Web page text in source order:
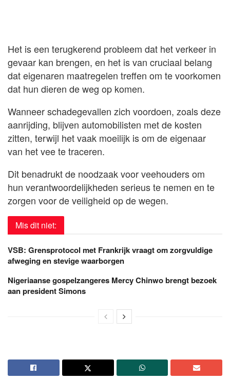
Het is een terugkerend probleem dat het verkeer in
gevaar kan brengen, en het is van cruciaal belang
dat eigenaren maatregelen treffen om te voorkomen
dat hun dieren de weg op komen.
Wanneer schadegevallen zich voordoen, zoals deze
aanrijding, blijven automobilisten met de kosten
zitten, terwijl het vaak moeilijk is om de eigenaar
van het vee te traceren.
Dit benadrukt de noodzaak voor veehouders om
hun verantwoordelijkheden serieus te nemen en te
zorgen voor de veiligheid op de wegen.
Mis dit niet:
VSB: Grensprotocol met Frankrijk vraagt om zorgvuldige
afweging en stevige waarborgen
Nigeriaanse gospelzangeres Mercy Chinwo brengt bezoek
aan president Simons